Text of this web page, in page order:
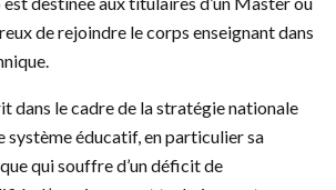
de rejoindre le corps enseignant dans
dans le cadre de la stratégie nationale
système éducatif, en particulier sa
qui souffre d’un déficit de